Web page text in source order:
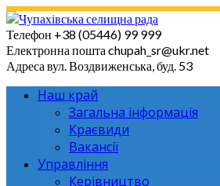
Skip
to
content
Телефон +38 (05446) 99 999
Електронна пошта chupah_sr@ukr.net
Адреса вул. Воздвиженська, буд. 53
Наш край
Загальна інформація
Краєвиди
Вакансії
Управління
Керівництво